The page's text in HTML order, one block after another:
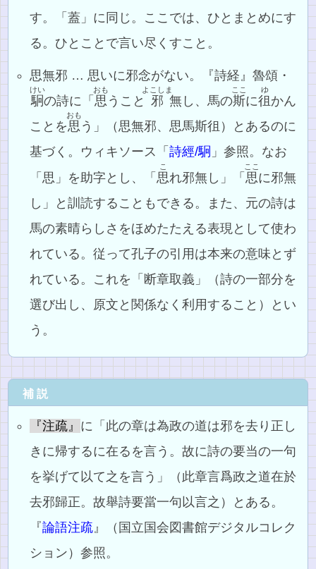
す。「蓋」に同じ。ここでは、ひとまとめにす
る。ひとことで言い尽くすこと。
思無邪 … 思いに邪念がない。『詩経』魯頌・
駉
けい
の詩に「 思
おも
うこと 邪
よこしま
無し、馬の斯
ここ
に徂
ゆ
かん
ことを思
おも
う」（思無邪、思馬斯徂）とあるのに
基づく。ウィキソース「詩經/駉 」参照。なお
「思」を助字とし、「 思
こ
れ邪無し」「 思
ここ
に邪無
し」と訓読することもできる。また、元の詩は
馬の素晴らしさをほめたたえる表現として使わ
れている。従って孔子の引用は本来の意味とず
れている。これを「断章取義」（詩の一部分を
選び出し、原文と関係なく利用すること）とい
う。
補説
『注疏』 に「此の章は為政の道は邪を去り正し
きに帰するに在るを言う。故に詩の要当の一句
を挙げて以て之を言う」（此章言爲政之道在於
去邪歸正。故舉詩要當一句以言之）とある。
『論語注疏 』（国立国会図書館デジタルコレク
ション）参照。